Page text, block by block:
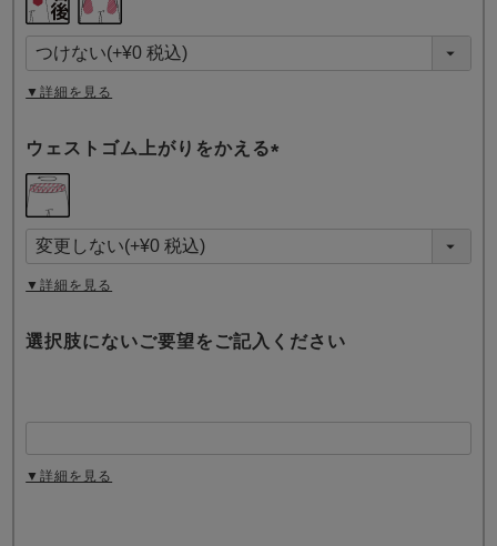
須
)
▼詳細を見る
ウェストゴム上がりをかえる
須
)
▼詳細を見る
選択肢にないご要望をご記入ください
▼詳細を見る